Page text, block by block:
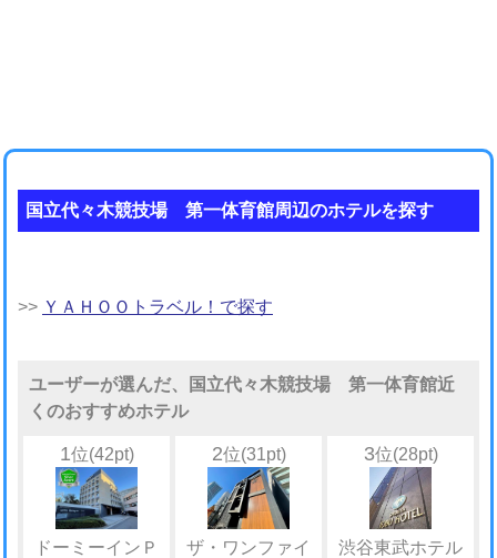
国立代々木競技場 第一体育館周辺のホテルを探す
>> ＹＡＨＯＯトラベル！で探す
ユーザーが選んだ、国立代々木競技場 第一体育館近
くのおすすめホテル
1位(42pt)
ドーミーインＰ
2位(31pt)
ザ・ワンファイ
3位(28pt)
渋谷東武ホテル